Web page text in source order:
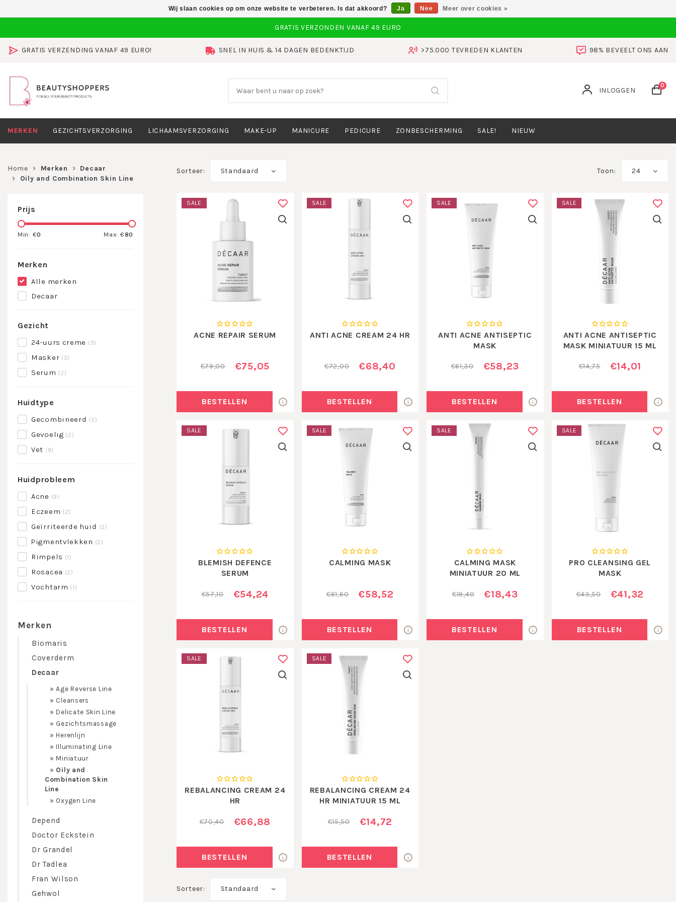
GRATIS VERZENDING VANAF 49 EURO! SNEL IN HUIS & 14 DAGEN BEDENKTIJD >75.000 TEVREDEN KLANTEN 98% BEVEELT ONS AAN
INLOGGEN
0
MERKEN GEZICHTSVERZORGING LICHAAMSVERZORGING MAKE-UP MANICURE PEDICURE ZONBESCHERMING SALE! NIEUW
Home Merken
Decaar
Oily and Combination Skin Line
Prijs
Min: €0 Max: €80
Merken
Alle merken
Decaar
Gezicht
24-uurs creme (3)
Masker (5)
Serum (2)
Huidtype
Gecombineerd (5)
Gevoelig (2)
Vet (9)
Huidprobleem
Acne (9)
Eczeem (2)
Geïrriteerde huid (2)
Pigmentvlekken (2)
Rimpels (1)
Rosacea (2)
Vochtarm (1)
Merken
Biomaris
Coverderm
Decaar
»Age Reverse Line
» Cleansers
»Delicate Skin Line
» Gezichtsmassage
»Herenlijn
»Illuminating Line
»Miniatuur
» Oily and
Combination Skin
Line
» Oxygen Line
Depend
Doctor Eckstein
Dr Grandel
Dr Tadlea
Fran Wilson
Gehwol
Sorteer: Standaard Toon: 24
SALE
ACNE REPAIR SERUM
€79,00 €75,05
BESTELLEN
SALE
ANTI ACNE CREAM 24 HR
€72,00 €68,40
BESTELLEN
SALE
ANTI ACNE ANTISEPTIC
MASK
€61,30 €58,23
BESTELLEN
SALE
ANTI ACNE ANTISEPTIC
MASK MINIATUUR 15 ML
€14,75 €14,01
BESTELLEN
SALE
BLEMISH DEFENCE
SERUM
€57,10 €54,24
BESTELLEN
SALE
CALMING MASK
€61,60 €58,52
BESTELLEN
SALE
CALMING MASK
MINIATUUR 20 ML
€19,40 €18,43
BESTELLEN
SALE
PRO CLEANSING GEL
MASK
€43,50 €41,32
BESTELLEN
SALE
REBALANCING CREAM 24
HR
€70,40 €66,88
BESTELLEN
SALE
REBALANCING CREAM 24
HR MINIATUUR 15 ML
€15,50 €14,72
BESTELLEN
Sorteer: Standaard
Wij slaan cookies op om onze website te verbeteren. Is dat akkoord? Ja Nee Meer over cookies »